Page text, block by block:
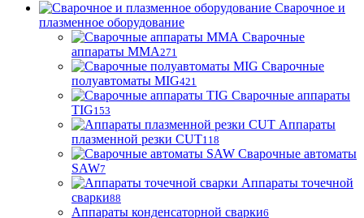
Сварочное и
плазменное оборудование
Сварочные
аппараты MMA271
Сварочные
полуавтоматы MIG421
Сварочные аппараты
TIG153
Аппараты
плазменной резки CUT118
Сварочные автоматы
SAW7
Аппараты точечной
сварки88
Аппараты конденсаторной сварки6